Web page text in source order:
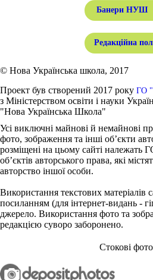
Банери НУШ
Редакційна
© Нова Українська школа, 2017
Проект був створений 2017 року ГО
з Міністерством освіти і науки
"Нова Українська Школа"
Усі виключні майнові й немайнові
фото, зображення та інші об’єкти
розміщені на цьому сайті належать
об’єктів авторського права, які
авторство іншої особи.
Використання текстових матеріалів
посиланням (для інтернет-видань -
джерело. Використання фото та
редакцією суворо заборонено.
Стокові